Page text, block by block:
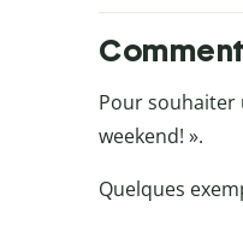
Pour souhaiter
weekend! ».
Quelques